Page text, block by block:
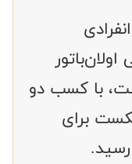
با کسب دو
برای